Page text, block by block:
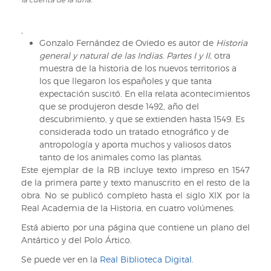
de
de
África
de
Pedro
Medina.
1552.
Ilustración
cuenta
luna.
Gonzalo Fernández de Oviedo es autor de Historia
general y natural de las Indias. Partes I y II, otra
muestra de la historia de los nuevos territorios a
los que llegaron los españoles y que tanta
expectación suscitó. En ella relata acontecimientos
que se produjeron desde 1492, año del
descubrimiento, y que se extienden hasta 1549. Es
considerada todo un tratado etnográfico y de
antropología y aporta muchos y valiosos datos
tanto de los animales como las plantas.
Este ejemplar de la RB incluye texto impreso en 1547
de la primera parte y texto manuscrito en el resto de la
obra. No se publicó completo hasta el siglo XIX por la
Real Academia de la Historia, en cuatro volúmenes.
Está abierto por una página que contiene un plano del
Antártico y del Polo Ártico.
Se puede ver en la Real Biblioteca Digital